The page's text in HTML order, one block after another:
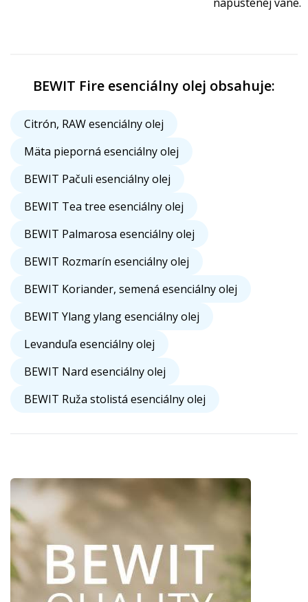
BEWIT Fire esenciálny olej obsahuje:
Citrón, RAW esenciálny olej
Mäta pieporná esenciálny olej
BEWIT Pačuli esenciálny olej
BEWIT Tea tree esenciálny olej
BEWIT Palmarosa esenciálny olej
BEWIT Rozmarín esenciálny olej
BEWIT Koriander, semená esenciálny olej
BEWIT Ylang ylang esenciálny olej
Levanduľa esenciálny olej
BEWIT Nard esenciálny olej
BEWIT Ruža stolistá esenciálny olej